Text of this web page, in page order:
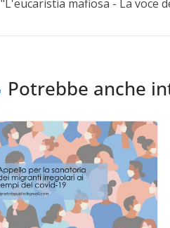
"L'eucaristia mafiosa - La voce
Potrebbe anche